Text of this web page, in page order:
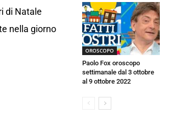
di Natale
nella giorno
OROSCOPO
Paolo Fox oroscopo
settimanale dal 3 ottobre
al 9 ottobre 2022